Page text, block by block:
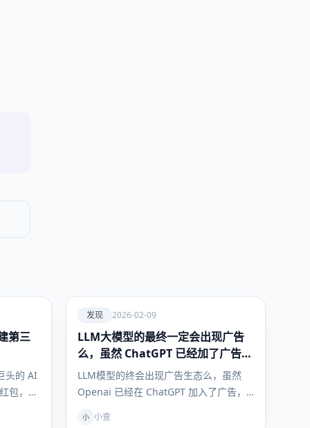
第三
头的 AI
包，千
爱
发现
发现 2026-02-09
LLM大模型的最终一定会出现广告
么，虽然 ChatGPT 已经加了广告，
但这是必然终局么？
LLM模型的终会出现广告生态么，虽然
Openai 已经在 ChatGPT 加入了广告，
小 小查